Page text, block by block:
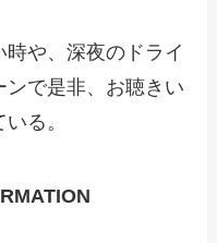
や、深夜のドライ
で是非、お聴きい
る。